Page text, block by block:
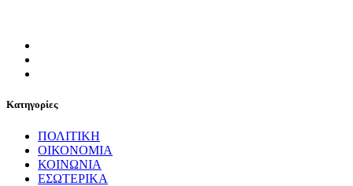
Κατηγορίες
ΠΟΛΙΤΙΚΗ
ΟΙΚΟΝΟΜΙΑ
ΚΟΙΝΩΝΙΑ
ΕΣΩΤΕΡΙΚΑ